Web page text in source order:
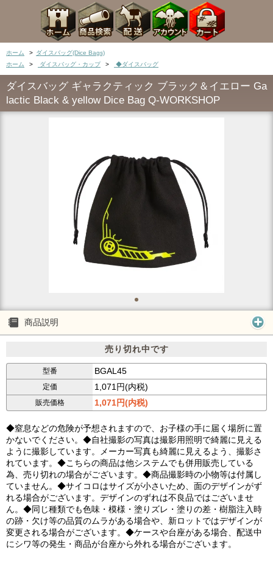
ホーム > ダイスバッグ(Dice Bags)
ホーム
> ダイスバッグ・カップ > ◆ダイスバッグ
ダイスバッグ ギャラクティック ブラック＆イエロー Ga
lactic Black & yellow Dice Bag Q-WORKSHOP
商品説明
売り切れ中です
型番 BGAL45
定価 1,071円(内税)
販売価格 1,071円(内税)
◆窒息などの危険が予想されますので、お子様の手に届く場所に置
かないでください。◆自社撮影の写真は撮影用照明で綺麗に見える
ように撮影しています。メーカー写真も綺麗に見えるよう、撮影さ
れています。◆こちらの商品は他システムでも併用販売している
為、売り切れの場合がございます。◆商品撮影時の小物等は付属し
ていません。◆サイコロはサイズが小さいため、面のデザインがず
れる場合がございます。デザインのずれは不良品ではございませ
ん。◆同じ種類でも色味・模様・塗りズレ・塗りの差・樹脂注入時
の跡・欠け等の品質のムラがある場合や、新ロットではデザインが
変更される場合がございます。◆ケースや台座がある場合、配送中
にシワ等の発生・商品が台座から外れる場合がございます。